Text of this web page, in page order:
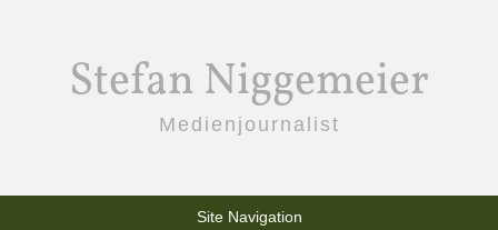
Stefan Niggemeier
Medienjournalist
Site Navigation